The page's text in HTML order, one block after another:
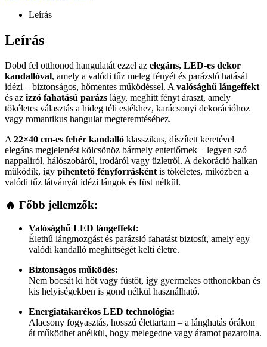
Leírás
Leírás
Dobd fel otthonod hangulatát ezzel az elegáns, LED-es dekor
kandallóval, amely a valódi tűz meleg fényét és parázsló hatását
idézi – biztonságos, hőmentes működéssel. A valósághű lángeffekt
és az izzó fahatású parázs lágy, meghitt fényt áraszt, amely
tökéletes választás a hideg téli estékhez, karácsonyi dekorációhoz
vagy romantikus hangulat megteremtéséhez.
A 22×40 cm-es fehér kandalló klasszikus, díszített keretével
elegáns megjelenést kölcsönöz bármely enteriőrnek – legyen szó
nappaliról, hálószobáról, irodáról vagy üzletről. A dekoráció halkan
működik, így pihentető fényforrásként is tökéletes, miközben a
valódi tűz látványát idézi lángok és füst nélkül.
🔥 Főbb jellemzők:
Valósághű LED lángeffekt:
Élethű lángmozgást és parázsló fahatást biztosít, amely egy
valódi kandalló meghittségét kelti életre.
Biztonságos működés:
Nem bocsát ki hőt vagy füstöt, így gyermekes otthonokban és
kis helyiségekben is gond nélkül használható.
Energiatakarékos LED technológia:
Alacsony fogyasztás, hosszú élettartam – a lánghatás órákon
át működhet anélkül, hogy melegedne vagy áramot pazarolna.